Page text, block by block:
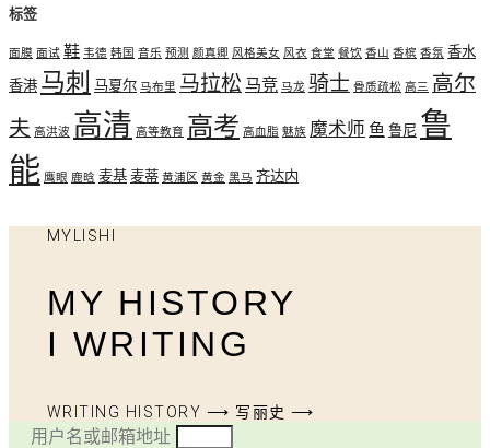
标签
面膜 面试 鞋 韦德 韩国 音乐 预测 颜真卿 风格美女 风衣 食堂 餐饮 香山 香槟 香氛 香水
香港 马刺 马夏尔 马布里 马拉松 马竞 马龙 骑士 骨质疏松 高三 高尔
夫 高洪波 高清 高等教育 高考 高血脂 魅族 魔术师 鱼 鲁尼 鲁
能 鹰眼 鹿晗 麦基麦蒂 黄浦区 黄金 黑马 齐达内
MYLISHI
MY HISTORY
I WRITING
WRITING HISTORY ⟶ 写丽史 ⟶
用户名或邮箱地址